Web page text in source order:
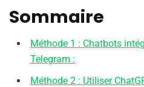
Sommaire
Méthode 1 : Chatbots
Telegram :
Méthode 2 : Utiliser